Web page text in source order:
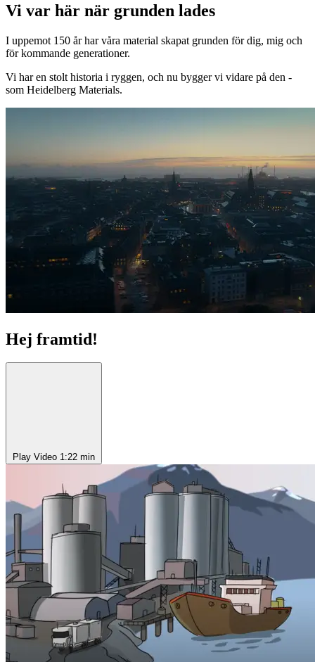
Vi var här när grunden lades
I uppemot 150 år har våra material skapat grunden för dig, mig och
för kommande generationer.
Vi har en stolt historia i ryggen, och nu bygger vi vidare på den -
som Heidelberg Materials.
Hej framtid!
Play Video 1:22 min